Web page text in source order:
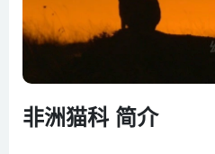
非洲猫科 简介